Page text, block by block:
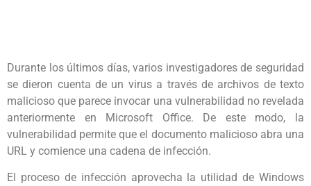
Durante los últimos días, varios investigadores de seguridad
se dieron cuenta de un virus a través de archivos de texto
malicioso que parece invocar una vulnerabilidad no revelada
anteriormente en Microsoft Office. De este modo, la
vulnerabilidad permite que el documento malicioso abra una
URL y comience una cadena de infección.
El proceso de infección aprovecha la utilidad de Windows